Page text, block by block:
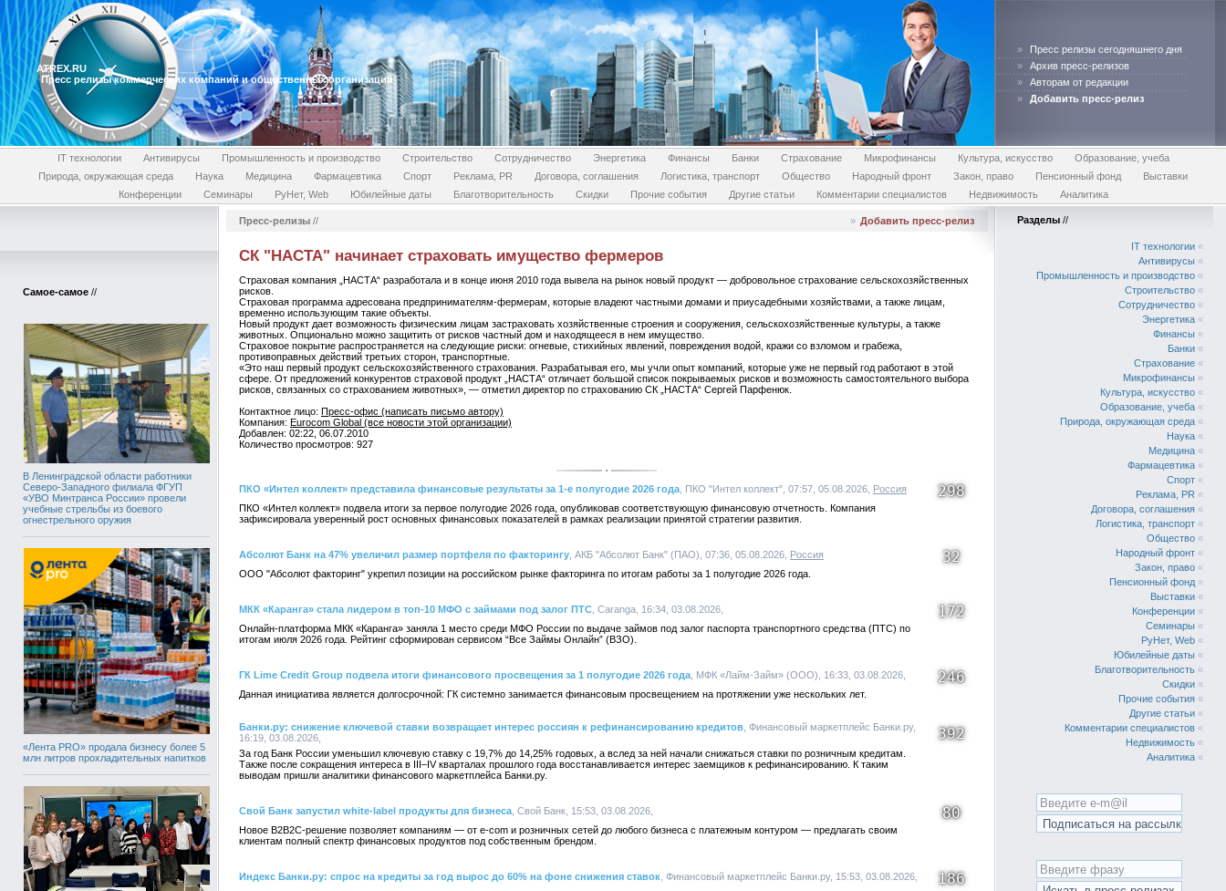
ATREX.RU
Пресс релизы коммерческих компаний и общественных организаций
»
Пресс релизы сегодняшнего дня
»
Архив пресс-релизов
»
Авторам от редакции
»
Добавить пресс-релиз
IT технологии Антивирусы Промышленность и производство Строительство Сотрудничество Энергетика Финансы Банки Страхование Микрофинансы Культура, искусство
Образование, учеба
Природа, окружающая среда
Наука Медицина Фармацевтика Спорт Реклама, PR Договора, соглашения Логистика, транспорт Общество Народный фронт Закон, право Пенсионный фонд
Выставки
Конференции
Семинары РуНет, Web Юбилейные даты Благотворительность Скидки Прочие события Другие статьи Комментарии специалистов Недвижимость Аналитика
Самое-самое //
В Ленинградской области работники
Северо-Западного филиала ФГУП
«УВО Минтранса России» провели
учебные стрельбы из боевого
огнестрельного оружия
«Лента PRO» продала бизнесу более 5
млн литров прохладительных напитков
Пресс-релизы // » Добавить пресс-релиз
СК "НАСТА" начинает страховать имущество фермеров
Страховая компания „НАСТА“ разработала и в конце июня 2010 года вывела на рынок новый продукт — добровольное страхование сельскохозяйственных
рисков.
Страховая программа адресована предпринимателям-фермерам, которые владеют частными домами и приусадебными хозяйствами, а также лицам,
временно использующим такие объекты.
Новый продукт дает возможность физическим лицам застраховать хозяйственные строения и сооружения, сельскохозяйственные культуры, а также
животных. Опционально можно защитить от рисков частный дом и находящееся в нем имущество.
Страховое покрытие распространяется на следующие риски: огневые, стихийных явлений, повреждения водой, кражи со взломом и грабежа,
противоправных действий третьих сторон, транспортные.
«Это наш первый продукт сельскохозяйственного страхования. Разрабатывая его, мы учли опыт компаний, которые уже не первый год работают в этой
сфере. От предложений конкурентов страховой продукт „НАСТА“ отличает большой список покрываемых рисков и возможность самостоятельного выбора
рисков, связанных со страхованием животных», — отметил директор по страхованию СК „НАСТА“ Сергей Парфенюк.
Контактное лицо: Пресс-офис (написать письмо автору)
Компания: Eurocom Global (все новости этой организации)
Добавлен: 02:22, 06.07.2010
Количество просмотров: 927
ПКО «Интел коллект» представила финансовые результаты за 1-е полугодие 2026 года , ПКО "Интел коллект", 07:57, 05.08.2026, Россия 298
ПКО «Интел коллект» подвела итоги за первое полугодие 2026 года, опубликовав соответствующую финансовую отчетность. Компания
зафиксировала уверенный рост основных финансовых показателей в рамках реализации принятой стратегии развития.
Абсолют Банк на 47% увеличил размер портфеля по факторингу , АКБ "Абсолют Банк" (ПАО), 07:36, 05.08.2026, Россия 32
ООО "Абсолют факторинг" укрепил позиции на российском рынке факторинга по итогам работы за 1 полугодие 2026 года.
МКК «Каранга» стала лидером в топ-10 МФО с займами под залог ПТС , Caranga, 16:34, 03.08.2026, 172
Онлайн-платформа МКК «Каранга» заняла 1 место среди МФО России по выдаче займов под залог паспорта транспортного средства (ПТС) по
итогам июля 2026 года. Рейтинг сформирован сервисом “Все Займы Онлайн” (ВЗО).
ГК Lime Credit Group подвела итоги финансового просвещения за 1 полугодие 2026 года , МФК «Лайм-Займ» (ООО), 16:33, 03.08.2026, 246
Данная инициатива является долгосрочной: ГК системно занимается финансовым просвещением на протяжении уже нескольких лет.
Банки.ру: снижение ключевой ставки возвращает интерес россиян к рефинансированию кредитов , Финансовый маркетплейс Банки.ру,
16:19, 03.08.2026,
392
За год Банк России уменьшил ключевую ставку с 19,7% до 14,25% годовых, а вслед за ней начали снижаться ставки по розничным кредитам.
Также после сокращения интереса в III–IV кварталах прошлого года восстанавливается интерес заемщиков к рефинансированию. К таким
выводам пришли аналитики финансового маркетплейса Банки.ру.
Свой Банк запустил white-label продукты для бизнеса , Свой Банк, 15:53, 03.08.2026, 80
Новое B2B2C-решение позволяет компаниям — от e-com и розничных сетей до любого бизнеса с платежным контуром — предлагать своим
клиентам полный спектр финансовых продуктов под собственным брендом.
Индекс Банки.ру: спрос на кредиты за год вырос до 60% на фоне снижения ставок , Финансовый маркетплейс Банки.ру, 15:53, 03.08.2026, 186
Разделы //
IT технологии «
Антивирусы «
Промышленность и производство «
Строительство «
Сотрудничество «
Энергетика «
Финансы «
Банки «
Страхование «
Микрофинансы «
Культура, искусство «
Образование, учеба «
Природа, окружающая среда «
Наука «
Медицина «
Фармацевтика «
Спорт «
Реклама, PR «
Договора, соглашения «
Логистика, транспорт «
Общество «
Народный фронт «
Закон, право «
Пенсионный фонд «
Выставки «
Конференции «
Семинары «
РуНет, Web «
Юбилейные даты «
Благотворительность «
Скидки «
Прочие события «
Другие статьи «
Комментарии специалистов «
Недвижимость «
Аналитика «